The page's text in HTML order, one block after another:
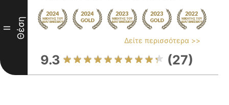
II Θέση
Δείτε περισσότερα >>
9.3 (27)